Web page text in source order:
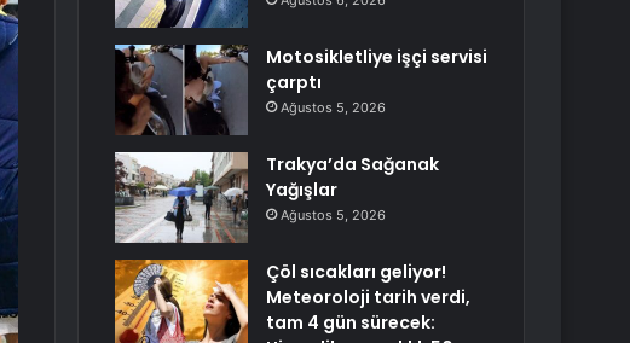
Motosikletliye işçi servisi
çarptı
Ağustos 5, 2026
Trakya’da Sağanak
Yağışlar
Ağustos 5, 2026
Çöl sıcakları geliyor!
Meteoroloji tarih verdi,
tam 4 gün sürecek: